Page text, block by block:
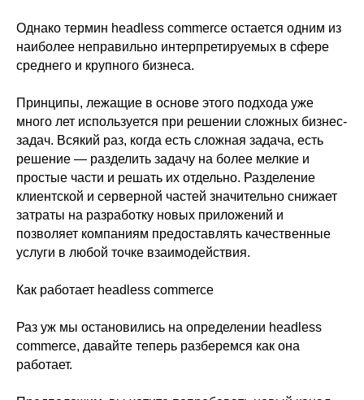
Однако термин headless commerce остается одним из
наиболее неправильно интерпретируемых в сфере
среднего и крупного бизнеса.
Принципы, лежащие в основе этого подхода уже
много лет используется при решении сложных бизнес-
задач. Всякий раз, когда есть сложная задача, есть
решение — разделить задачу на более мелкие и
простые части и решать их отдельно. Разделение
клиентской и серверной частей значительно снижает
затраты на разработку новых приложений и
позволяет компаниям предоставлять качественные
услуги в любой точке взаимодействия.
Как работает headless commerce
Раз уж мы остановились на определении headless
commerce, давайте теперь разберемся как она
работает.